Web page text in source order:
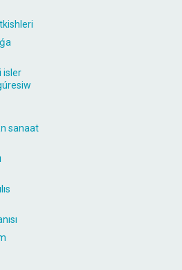
isler
sanaat